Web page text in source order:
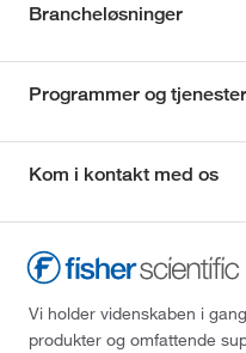
Brancheløsninger
Programmer og tjenester
Kom i kontakt med os
Vi holder videnskaben i
produkter og omfattende